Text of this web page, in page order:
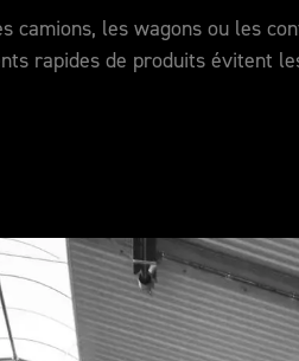
camions, les wagons ou les
rapides de produits évitent